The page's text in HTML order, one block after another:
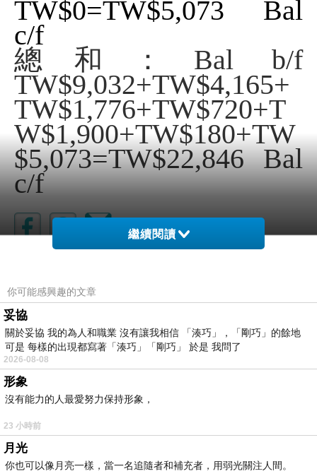
TW$0=TW$5,073 Bal
c/f
總和：Bal b/f
TW$9,032+TW$4,165+
TW$1,776+TW$720+T
W$1,900+TW$180+TW
$5,073=TW$22,846 Bal
c/f
下一篇： 2025/6/20, 省到
繼續閱讀
你可能感興趣的文章
妥協
關於妥協 我的為人和職業 沒有讓我相信 「湊巧」，「剛巧」的餘地
可是 每樣的出現都寫著「湊巧」「剛巧」 於是 我問了
2026-08-08
形象
沒有能力的人最愛努力保持形象，
23 小時前
月光
你也可以像月亮一樣，當一名追隨者和補充者，用弱光關注人間。